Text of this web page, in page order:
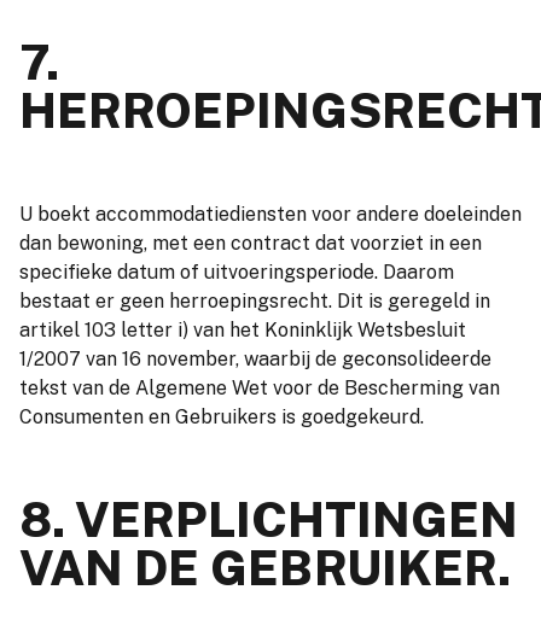
7.
U boekt accommodatiediensten voor andere doeleinden
dan bewoning, met een contract dat voorziet in een
specifieke datum of uitvoeringsperiode. Daarom
bestaat er geen herroepingsrecht. Dit is geregeld in
artikel 103 letter i) van het Koninklijk Wetsbesluit
1/2007 van 16 november, waarbij de geconsolideerde
tekst van de Algemene Wet voor de Bescherming van
Consumenten en Gebruikers is goedgekeurd.
8. VERPLICHTINGEN
VAN DE GEBRUIKER.